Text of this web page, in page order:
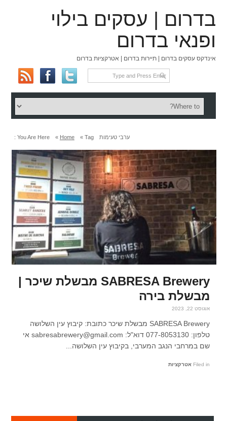
בדרום | עסקים בילוי
ופנאי בדרום
אינדקס עסקים בדרום | תיירות בדרום | אטרקציות בדרום
You Are Here : Home
» Tag » ערבי טעימות
SABRESA Brewery מבשלת שיכר |
מבשלת בירה
אוגוסט 22, 2023
SABRESA Brewery מבשלת שיכר כתובת: קיבוץ עין השלושה
טלפון: 077-8053130 דוא"ל: sabresabrewery@gmail.com אי
שם במרחבי הנגב המערבי, בקיבוץ עין השלושה...
Filed in אטרקציות